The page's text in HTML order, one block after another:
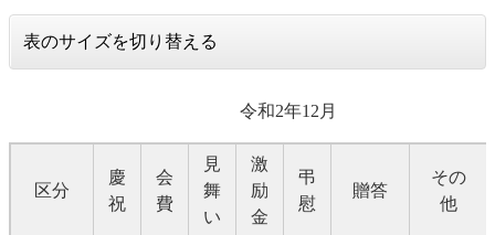
表のサイズを切り替える
令和2年12月
区分
慶
祝
会
費
見
舞
い
激
励
金
弔
慰
贈答
その
他